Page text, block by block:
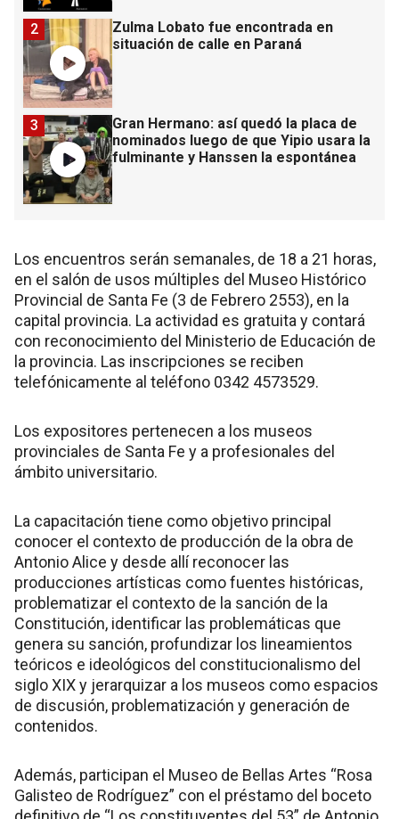
Zulma Lobato fue encontrada en
situación de calle en Paraná
2
Gran Hermano: así quedó la placa de
nominados luego de que Yipio usara la
fulminante y Hanssen la espontánea
3
Los encuentros serán semanales, de 18 a 21 horas,
en el salón de usos múltiples del Museo Histórico
Provincial de Santa Fe (3 de Febrero 2553), en la
capital provincia. La actividad es gratuita y contará
con reconocimiento del Ministerio de Educación de
la provincia. Las inscripciones se reciben
telefónicamente al teléfono 0342 4573529.
Los expositores pertenecen a los museos
provinciales de Santa Fe y a profesionales del
ámbito universitario.
La capacitación tiene como objetivo principal
conocer el contexto de producción de la obra de
Antonio Alice y desde allí reconocer las
producciones artísticas como fuentes históricas,
problematizar el contexto de la sanción de la
Constitución, identificar las problemáticas que
genera su sanción, profundizar los lineamientos
teóricos e ideológicos del constitucionalismo del
siglo XIX y jerarquizar a los museos como espacios
de discusión, problematización y generación de
contenidos.
Además, participan el Museo de Bellas Artes “Rosa
Galisteo de Rodríguez” con el préstamo del boceto